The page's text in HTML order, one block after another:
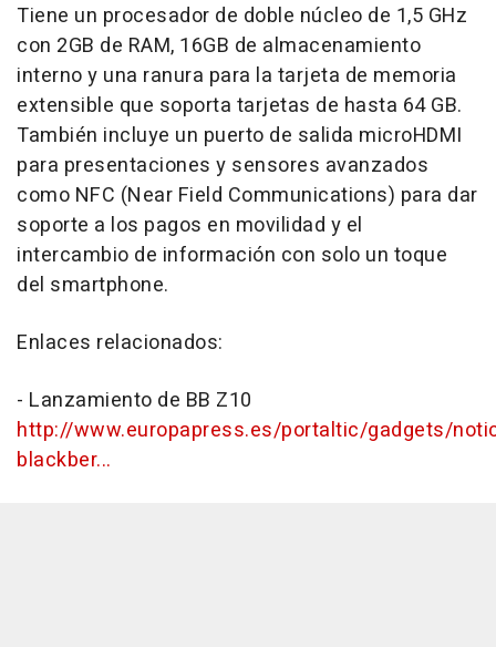
Tiene un procesador de doble núcleo de 1,5 GHz
con 2GB de RAM, 16GB de almacenamiento
interno y una ranura para la tarjeta de memoria
extensible que soporta tarjetas de hasta 64 GB.
También incluye un puerto de salida microHDMI
para presentaciones y sensores avanzados
como NFC (Near Field Communications) para dar
soporte a los pagos en movilidad y el
intercambio de información con solo un toque
del smartphone.
Enlaces relacionados:
- Lanzamiento de BB Z10
http://www.europapress.es/portaltic/gadgets/
blackber...